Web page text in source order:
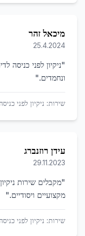
מיכאל זהר
25.4.2024
"ניקיון לפני כניסה
ונחמדים."
שירות: ניקיון לפני
עידן רוזנברג
29.11.2023
"מקבלים שירות
מקצועיים ויסודיים."
שירות: ניקיון לפני